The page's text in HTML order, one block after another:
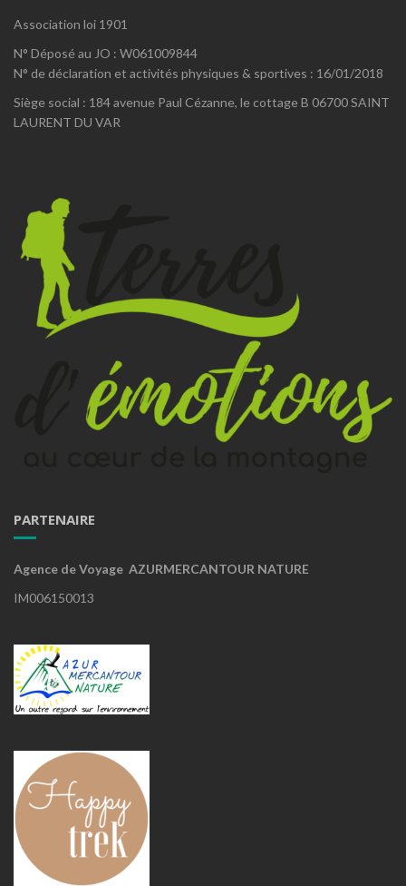
Association loi 1901
N° Déposé au JO : W061009844
N° de déclaration et activités physiques & sportives : 16/01/2018
Siège social : 184 avenue Paul Cézanne, le cottage B 06700 SAINT
LAURENT DU VAR
PARTENAIRE
Agence de Voyage AZURMERCANTOUR NATURE
IM006150013